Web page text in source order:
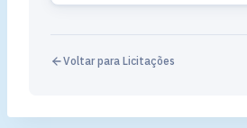
Voltar para Licitações